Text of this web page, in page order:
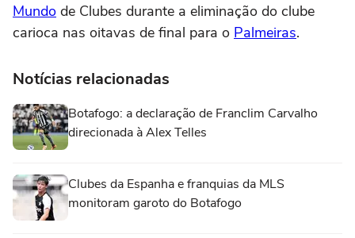
Mundo de Clubes durante a eliminação do clube
carioca nas oitavas de final para o Palmeiras.
Notícias relacionadas
Botafogo: a declaração de Franclim Carvalho
direcionada à Alex Telles
Clubes da Espanha e franquias da MLS
monitoram garoto do Botafogo